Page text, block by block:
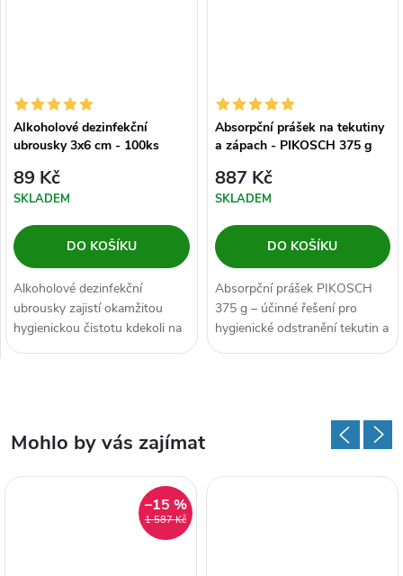
Alkoholové dezinfekční
ubrousky 3x6 cm - 100ks
89 Kč
SKLADEM
DO KOŠÍKU
Alkoholové dezinfekční
ubrousky zajistí okamžitou
hygienickou čistotu kdekoli na
cestách i v pohodlí domova....
Absorpční prášek na tekutiny
a zápach - PIKOSCH 375 g
887 Kč
SKLADEM
DO KOŠÍKU
Absorpční prášek PIKOSCH
375 g – účinné řešení pro
hygienické odstranění tekutin a
zápachu. Pohlcuje moč, krev,...
Mohlo by vás zajímat
1 587 Kč
–15 %